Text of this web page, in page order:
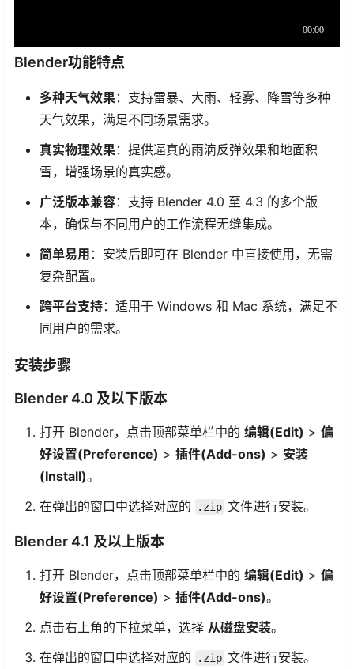
Blender功能特点
多种天气效果：支持雷暴、大雨、轻雾、降雪等多种
天气效果，满足不同场景需求。
真实物理效果：提供逼真的雨滴反弹效果和地面积
雪，增强场景的真实感。
广泛版本兼容：支持 Blender 4.0 至 4.3 的多个版
本，确保与不同用户的工作流程无缝集成。
简单易用 ：安装后即可在 Blender 中直接使用，无需
复杂配置。
跨平台支持：适用于 Windows 和 Mac 系统，满足不
同用户的需求。
安装步骤
Blender 4.0 及以下版本
打开 Blender，点击顶部菜单栏中的 编辑(Edit) > 偏
好设置(Preference) > 插件(Add-ons) > 安装
(Install)。
在弹出的窗口中选择对应的
.zip 文件进行安装。
Blender 4.1 及以上版本
打开 Blender，点击顶部菜单栏中的 编辑(Edit) > 偏
好设置(Preference) > 插件(Add-ons)。
点击右上角的下拉菜单，选择 从磁盘安装。
在弹出的窗口中选择对应的
.zip 文件进行安装。